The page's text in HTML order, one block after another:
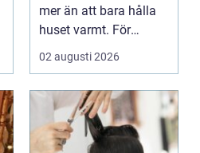
mer än att bara hålla
huset varmt. För
många är brasan i
kami...
02 augusti 2026